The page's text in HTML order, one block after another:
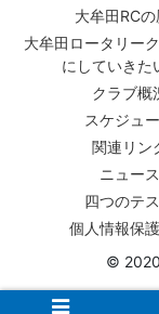
大牟田RCの
大牟田ロータリー
にしていきた
クラブ概
スケジュ
関連リン
ニュース
四つのテ
個人情報保
©